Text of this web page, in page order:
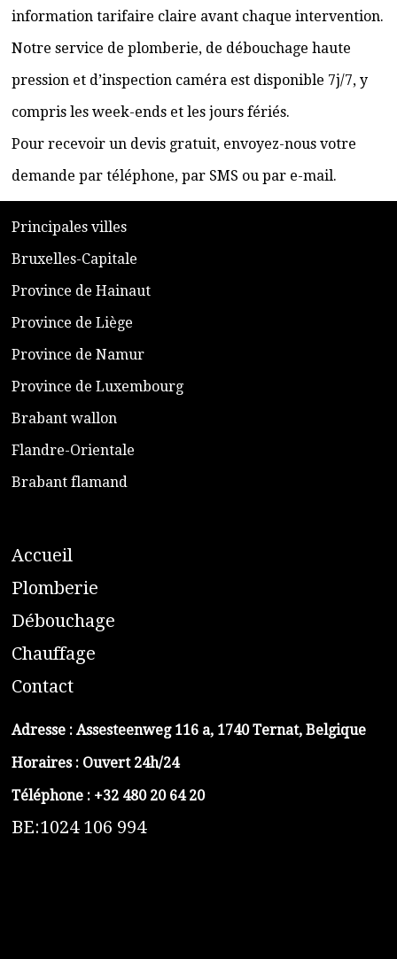
information tarifaire claire avant chaque intervention.
Notre service de plomberie, de débouchage haute
pression et d’inspection caméra est disponible 7j/7, y
compris les week-ends et les jours fériés.
Pour recevoir un devis gratuit, envoyez-nous votre
demande par téléphone, par SMS ou par e-mail.
​Principales villes
​Bruxelles-Capitale
​Province de Hainaut
Province de Liège
​Province de Namur
​Province de Luxembourg
​Brabant wallon
​Flandre-Orientale
​Brabant flamand
Accueil
​Plomberie
Débouchage
Chauffage
Contact
Adresse : Assesteenweg 116 a, 1740 Ternat, Belgique
Horaires : Ouvert 24h/24
Téléphone : +32 480 20 64 20
BE:1024 106 994